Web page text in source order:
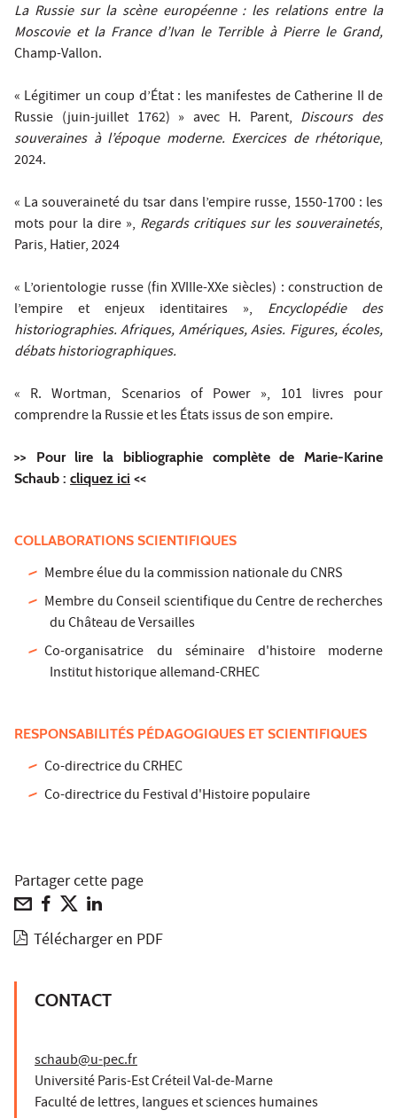
La Russie sur la scène européenne : les relations entre la
Moscovie et la France d’Ivan le Terrible à Pierre le Grand,
Champ-Vallon.
« Légitimer un coup d’État : les manifestes de Catherine II de
Russie (juin-juillet 1762) » avec H. Parent, Discours des
souveraines à l’époque moderne. Exercices de rhétorique,
2024.
« La souveraineté du tsar dans l’empire russe, 1550-1700 : les
mots pour la dire », Regards critiques sur les souverainetés,
Paris, Hatier, 2024
« L’orientologie russe (fin XVIIIe-XXe siècles) : construction de
l’empire et enjeux identitaires », Encyclopédie des
historiographies. Afriques, Amériques, Asies. Figures, écoles,
débats historiographiques.
« R. Wortman, Scenarios of Power », 101 livres pour
comprendre la Russie et les États issus de son empire.
>> Pour lire la bibliographie complète de Marie-Karine
Schaub : cliquez ici <<
COLLABORATIONS SCIENTIFIQUES
Membre élue du la commission nationale du CNRS
Membre du Conseil scientifique du Centre de recherches
du Château de Versailles
Co-organisatrice du séminaire d'histoire moderne
Institut historique allemand-CRHEC
RESPONSABILITÉS PÉDAGOGIQUES ET SCIENTIFIQUES
Co-directrice du CRHEC
Co-directrice du Festival d'Histoire populaire
Partager cette page
Télécharger en PDF
CONTACT
schaub@u-pec.fr
Université Paris-Est Créteil Val-de-Marne
Faculté de lettres, langues et sciences humaines